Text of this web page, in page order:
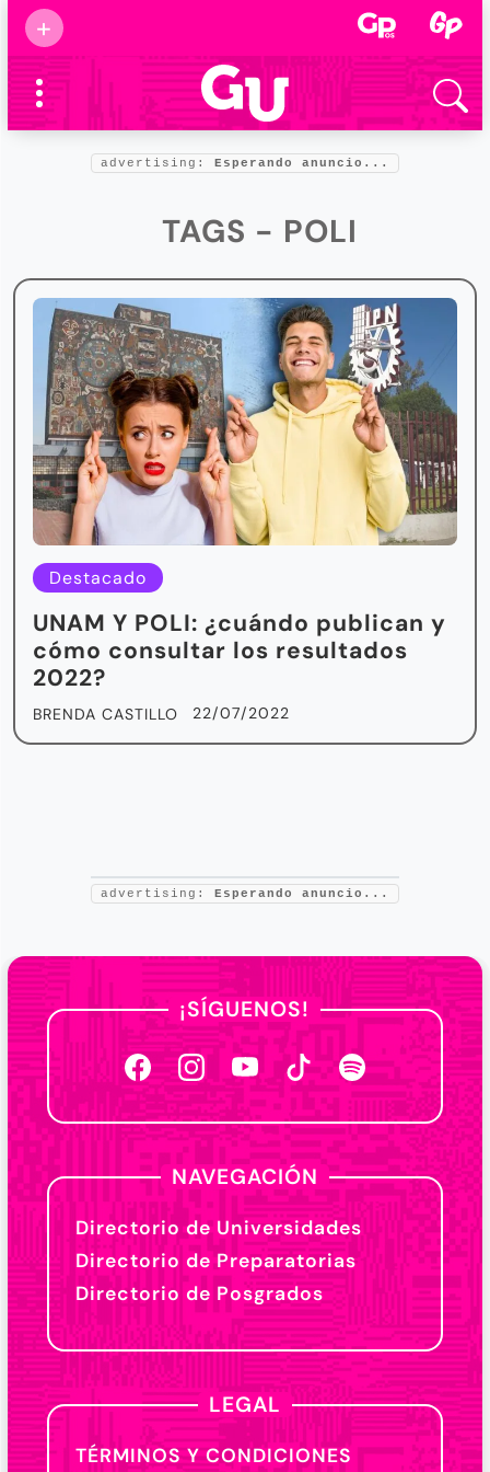
+
Supermamás
2025
Marcas de
confianza
Foro salud
advertising: Esperando anuncio...
TAGS - POLI
Destacado
UNAM Y POLI: ¿cuándo publican y
cómo consultar los resultados
2022?
BRENDA CASTILLO 22/07/2022
advertising: Esperando anuncio...
¡SÍGUENOS!
NAVEGACIÓN
Directorio de Universidades
Directorio de Preparatorias
Directorio de Posgrados
LEGAL
TÉRMINOS Y CONDICIONES